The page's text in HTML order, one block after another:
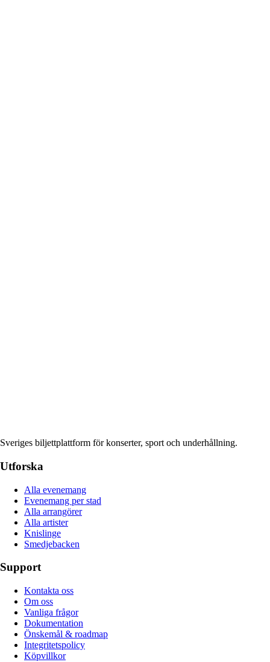
Sveriges biljettplattform för konserter, sport och underhållning.
Utforska
Alla evenemang
Evenemang per stad
Alla arrangörer
Alla artister
Knislinge
Smedjebacken
Support
Kontakta oss
Om oss
Vanliga frågor
Dokumentation
Önskemål & roadmap
Integritetspolicy
Köpvillkor